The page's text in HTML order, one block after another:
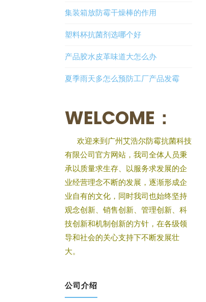
集装箱放防霉干燥棒的作用
塑料杯抗菌剂选哪个好
产品胶水皮革味道大怎么办
夏季雨天多怎么预防工厂产品发霉
WELCOME：
欢迎来到广州艾浩尔防霉抗菌科技
有限公司官方网站，我司全体人员秉
承以质量求生存、以服务求发展的企
业经营理念不断的发展，逐渐形成企
业自有的文化，同时我司也始终坚持
观念创新、销售创新、管理创新、科
技创新和机制创新的方针，在各级领
导和社会的关心支持下不断发展壮
大。
公司介绍